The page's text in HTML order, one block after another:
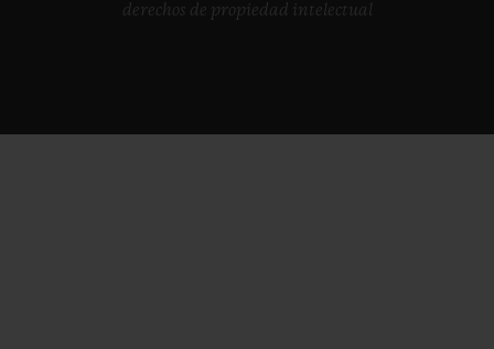
derechos de propiedad intelectual